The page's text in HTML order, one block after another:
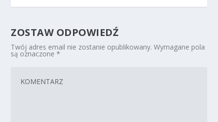
ZOSTAW ODPOWIEDŹ
Twój adres email nie zostanie opublikowany. Wymagane pola
są oznaczone*